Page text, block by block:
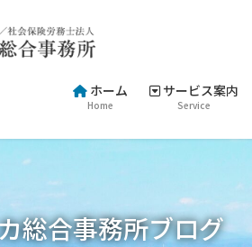
ホーム
Home
サービス案内
Service
総合事務所ブログ